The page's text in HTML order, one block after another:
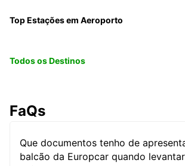
Top Estações em Aeroporto
Todos os Destinos
FaQs
Que documentos tenho de
balcão da Europcar quando